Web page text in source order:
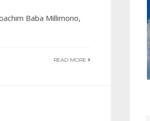
Baba Millimono,
READ MORE